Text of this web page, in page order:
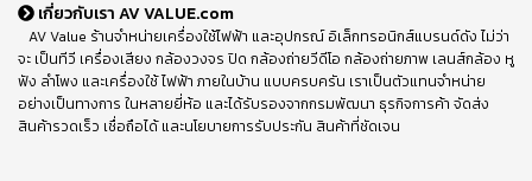
เกี่ยวกับเรา AV VALUE.com
AV Value ร้านจำหน่ายเครื่องใช้ไฟฟ้า และอุปกรณ์ อิเล็กทรอนิกส์แบรนด์ดัง ไม่ว่า
จะ เป็นทีวี เครื่องเสียง กล้องวงจร ปิด กล้องถ่ายวีดีโอ กล้องถ่ายภาพ เลนส์กล้อง หู
ฟัง ลำโพง และเครื่องใช้ ไฟฟ้า ภายในบ้าน แบบครบครัน เราเป็นตัวแทนจำหน่าย
อย่างเป็นทางการ ในหลายยี่ห้อ และได้รับรองจากกรมพัฒนา ธุรกิจการค้า จัดส่ง
สินค้ารวดเร็ว เชื่อถือได้ และนโยบายการรับประกัน สินค้าที่ชัดเจน